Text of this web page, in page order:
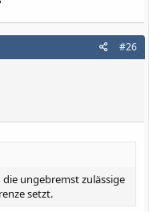
#26
ungebremst zulässige
setzt.